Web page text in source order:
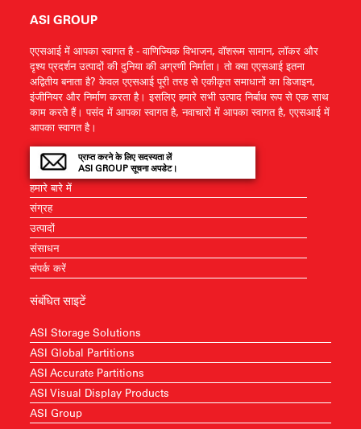
ASI GROUP
एएसआई में आपका स्वागत है - वाणिज्यिक विभाजन, वॉशरूम सामान, लॉकर और
दृश्य प्रदर्शन उत्पादों की दुनिया की अग्रणी निर्माता। तो क्या एएसआई इतना
अद्वितीय बनाता है? केवल एएसआई पूरी तरह से एकीकृत समाधानों का डिजाइन,
इंजीनियर और निर्माण करता है। इसलिए हमारे सभी उत्पाद निर्बाध रूप से एक साथ
काम करते हैं। पसंद में आपका स्वागत है, नवाचारों में आपका स्वागत है, एएसआई में
आपका स्वागत है।
प्राप्त करने के लिए सदस्यता लें
ASI GROUP सूचना अपडेट।
हमारे बारे में
संग्रह
उत्पादों
संसाधन
संपर्क करें
संबंधित साइटें
ASI Storage Solutions
ASI Global Partitions
ASI Accurate Partitions
ASI Visual Display Products
ASI Group